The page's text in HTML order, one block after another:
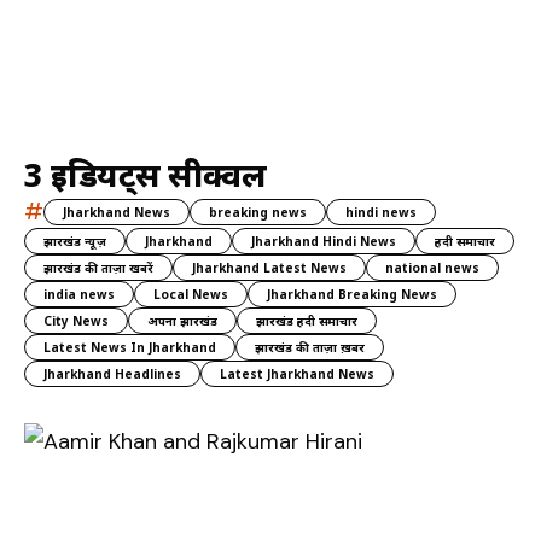
3 इडियट्स सीक्वल
# Jharkhand News breaking news
hindi news
झारखंड न्यूज़
Jharkhand Jharkhand Hindi News
हिंदी समाचार
झारखंड की ताज़ा खबरें
Jharkhand Latest News
national news
india news
Local News
Jharkhand Breaking News
City News
अपना झारखंड
झारखंड हिंदी समाचार
Latest News In Jharkhand
झारखंड की ताज़ा ख़बर
Jharkhand Headlines
Latest Jharkhand News